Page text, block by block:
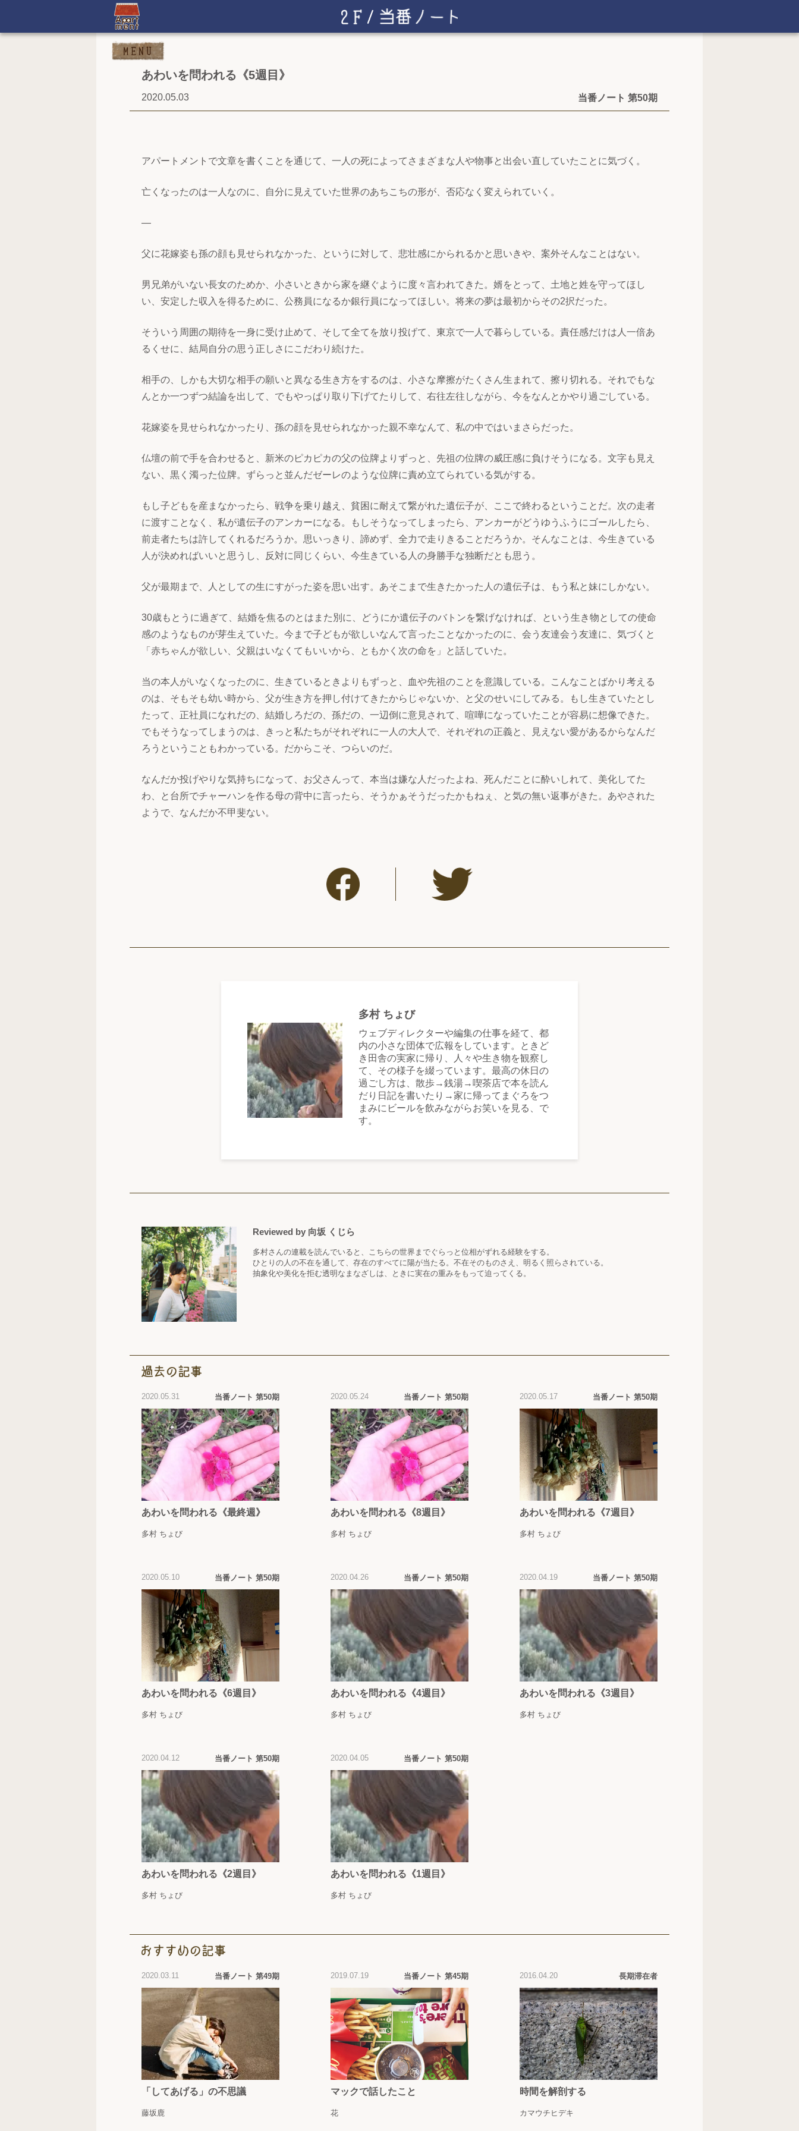
あわいを問われる《5週目》
2020.05.03 当番ノート 第50期
アパートメントで文章を書くことを通じて、一人の死によってさまざまな人や物事と出会い直していたことに気づく。
亡くなったのは一人なのに、自分に見えていた世界のあちこちの形が、否応なく変えられていく。
—
父に花嫁姿も孫の顔も見せられなかった、というに対して、悲壮感にかられるかと思いきや、案外そんなことはない。
男兄弟がいない長女のためか、小さいときから家を継ぐように度々言われてきた。婿をとって、土地と姓を守ってほし
い、安定した収入を得るために、公務員になるか銀行員になってほしい。将来の夢は最初からその2択だった。
そういう周囲の期待を一身に受け止めて、そして全てを放り投げて、東京で一人で暮らしている。責任感だけは人一倍あ
るくせに、結局自分の思う正しさにこだわり続けた。
相手の、しかも大切な相手の願いと異なる生き方をするのは、小さな摩擦がたくさん生まれて、擦り切れる。それでもな
んとか一つずつ結論を出して、でもやっぱり取り下げてたりして、右往左往しながら、今をなんとかやり過ごしている。
花嫁姿を見せられなかったり、孫の顔を見せられなかった親不幸なんて、私の中ではいまさらだった。
仏壇の前で手を合わせると、新米のピカピカの父の位牌よりずっと、先祖の位牌の威圧感に負けそうになる。文字も見え
ない、黒く濁った位牌。ずらっと並んだゼーレのような位牌に責め立てられている気がする。
もし子どもを産まなかったら、戦争を乗り越え、貧困に耐えて繋がれた遺伝子が、ここで終わるということだ。次の走者
に渡すことなく、私が遺伝子のアンカーになる。もしそうなってしまったら、アンカーがどうゆうふうにゴールしたら、
前走者たちは許してくれるだろうか。思いっきり、諦めず、全力で走りきることだろうか。そんなことは、今生きている
人が決めればいいと思うし、反対に同じくらい、今生きている人の身勝手な独断だとも思う。
父が最期まで、人としての生にすがった姿を思い出す。あそこまで生きたかった人の遺伝子は、もう私と妹にしかない。
30歳もとうに過ぎて、結婚を焦るのとはまた別に、どうにか遺伝子のバトンを繋げなければ、という生き物としての使命
感のようなものが芽生えていた。今まで子どもが欲しいなんて言ったことなかったのに、会う友達会う友達に、気づくと
「赤ちゃんが欲しい、父親はいなくてもいいから、ともかく次の命を」と話していた。
当の本人がいなくなったのに、生きているときよりもずっと、血や先祖のことを意識している。こんなことばかり考える
のは、そもそも幼い時から、父が生き方を押し付けてきたからじゃないか、と父のせいにしてみる。もし生きていたとし
たって、正社員になれだの、結婚しろだの、孫だの、一辺倒に意見されて、喧嘩になっていたことが容易に想像できた。
でもそうなってしまうのは、きっと私たちがそれぞれに一人の大人で、それぞれの正義と、見えない愛があるからなんだ
ろうということもわかっている。だからこそ、つらいのだ。
なんだか投げやりな気持ちになって、お父さんって、本当は嫌な人だったよね、死んだことに酔いしれて、美化してた
わ、と台所でチャーハンを作る母の背中に言ったら、そうかぁそうだったかもねぇ、と気の無い返事がきた。あやされた
ようで、なんだか不甲斐ない。
多村 ちょび
ウェブディレクターや編集の仕事を経て、都
内の小さな団体で広報をしています。ときど
き田舎の実家に帰り、人々や生き物を観察し
て、その様子を綴っています。最高の休日の
過ごし方は、散歩→銭湯→喫茶店で本を読ん
だり日記を書いたり→家に帰ってまぐろをつ
まみにビールを飲みながらお笑いを見る、で
す。
Reviewed by 向坂 くじら
多村さんの連載を読んでいると、こちらの世界までぐらっと位相がずれる経験をする。
ひとりの人の不在を通して、存在のすべてに陽が当たる。不在そのものさえ、明るく照らされている。
抽象化や美化を拒む透明なまなざしは、ときに実在の重みをもって迫ってくる。
2020.05.31 当番ノート 第50期
あわいを問われる《最終週》
多村 ちょび
2020.05.24 当番ノート 第50期
あわいを問われる《8週目》
多村 ちょび
2020.05.17 当番ノート 第50期
あわいを問われる《7週目》
多村 ちょび
2020.05.10 当番ノート 第50期
あわいを問われる《6週目》
多村 ちょび
2020.04.26 当番ノート 第50期
あわいを問われる《4週目》
多村 ちょび
2020.04.19 当番ノート 第50期
あわいを問われる《3週目》
多村 ちょび
2020.04.12 当番ノート 第50期
あわいを問われる《2週目》
多村 ちょび
2020.04.05 当番ノート 第50期
あわいを問われる《1週目》
多村 ちょび
2020.03.11 当番ノート 第49期
「してあげる」の不思議
藤坂鹿
2019.07.19 当番ノート 第45期
マックで話したこと
花
2016.04.20 長期滞在者
時間を解剖する
カマウチヒデキ